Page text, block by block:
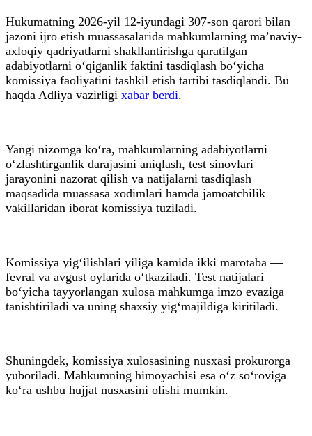
Hukumatning 2026-yil 12-iyundagi 307-son qarori bilan
jazoni ijro etish muassasalarida mahkumlarning ma’naviy-
axloqiy qadriyatlarni shakllantirishga qaratilgan
adabiyotlarni o‘qiganlik faktini tasdiqlash bo‘yicha
komissiya faoliyatini tashkil etish tartibi tasdiqlandi. Bu
haqda Adliya vazirligi xabar berdi.
Yangi nizomga ko‘ra, mahkumlarning adabiyotlarni
o‘zlashtirganlik darajasini aniqlash, test sinovlari
jarayonini nazorat qilish va natijalarni tasdiqlash
maqsadida muassasa xodimlari hamda jamoatchilik
vakillaridan iborat komissiya tuziladi.
Komissiya yig‘ilishlari yiliga kamida ikki marotaba —
fevral va avgust oylarida o‘tkaziladi. Test natijalari
bo‘yicha tayyorlangan xulosa mahkumga imzo evaziga
tanishtiriladi va uning shaxsiy yig‘majildiga kiritiladi.
Shuningdek, komissiya xulosasining nusxasi prokurorga
yuboriladi. Mahkumning himoyachisi esa o‘z so‘roviga
ko‘ra ushbu hujjat nusxasini olishi mumkin.